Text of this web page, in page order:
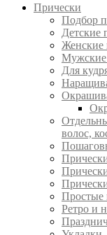
Прически
Подбор
Детские
Женские
Мужские
Для
волос,
Простые
Ретро и